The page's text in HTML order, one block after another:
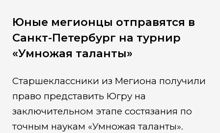
Юные мегионцы отправятся в
Санкт-Петербург на турнир
«Умножая таланты»
Старшеклассники из Мегиона получили
право представить Югру на
заключительном этапе состязания по
точным наукам «Умножая таланты».